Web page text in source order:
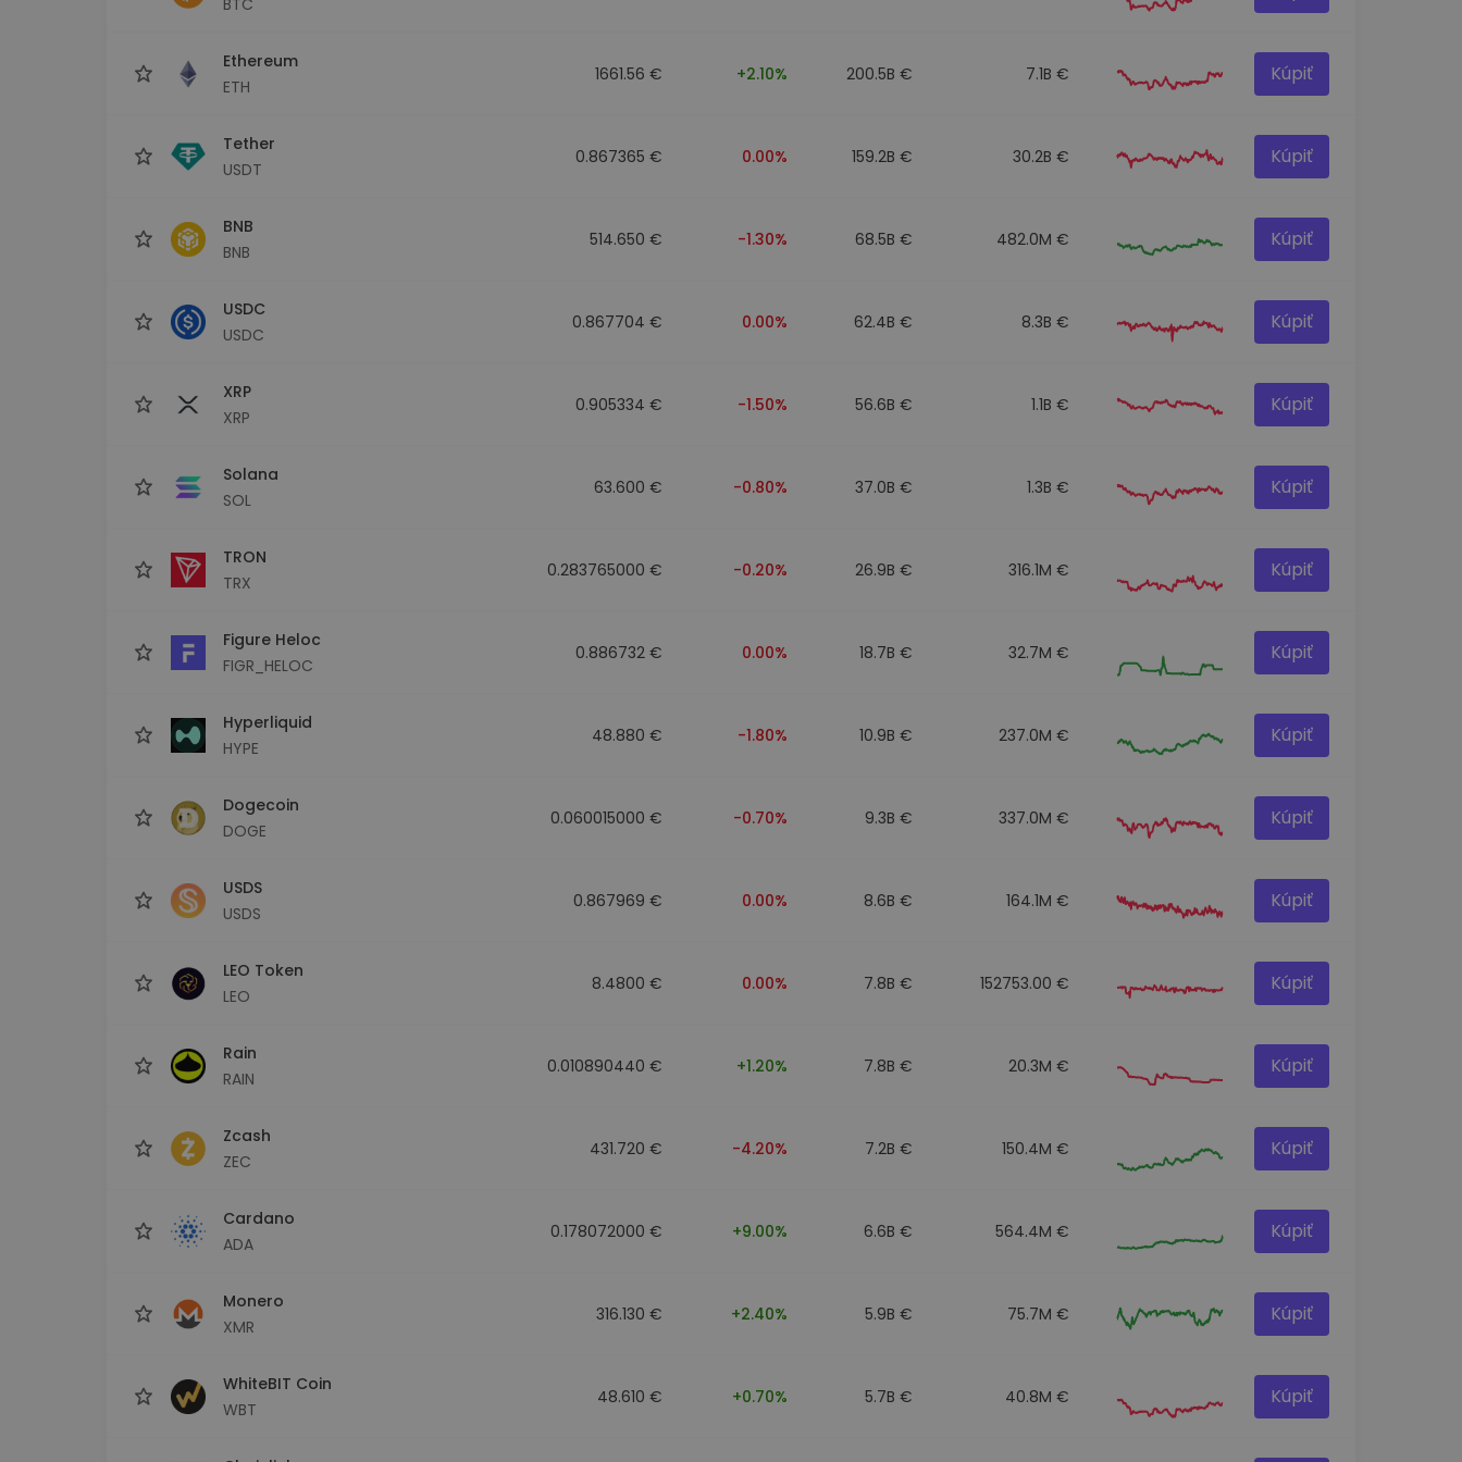
Ethereum
ETH
1661.56 € +2.10% 200.5B € 7.1B € Kúpiť
Tether
USDT
0.867365 € 0.00% 159.2B € 30.2B € Kúpiť
BNB
BNB
514.650 € -1.30% 68.5B € 482.0M € Kúpiť
USDC
USDC
0.867704 € 0.00% 62.4B € 8.3B € Kúpiť
XRP
XRP
0.905334 € -1.50% 56.6B € 1.1B € Kúpiť
Solana
SOL
63.600 € -0.80% 37.0B € 1.3B € Kúpiť
TRON
TRX
0.283765000 € -0.20% 26.9B € 316.1M € Kúpiť
Figure Heloc
FIGR_HELOC
0.886732 € 0.00% 18.7B € 32.7M € Kúpiť
Hyperliquid
HYPE
48.880 € -1.80% 10.9B € 237.0M € Kúpiť
Dogecoin
DOGE
0.060015000 € -0.70% 9.3B € 337.0M € Kúpiť
USDS
USDS
0.867969 € 0.00% 8.6B € 164.1M € Kúpiť
LEO Token
LEO
8.4800 € 0.00% 7.8B € 152753.00 € Kúpiť
Rain
RAIN
0.010890440 € +1.20% 7.8B € 20.3M € Kúpiť
Zcash
ZEC
431.720 € -4.20% 7.2B € 150.4M € Kúpiť
Cardano
ADA
0.178072000 € +9.00% 6.6B € 564.4M € Kúpiť
Monero
XMR
316.130 € +2.40% 5.9B € 75.7M € Kúpiť
WhiteBIT Coin
WBT
48.610 € +0.70% 5.7B € 40.8M € Kúpiť